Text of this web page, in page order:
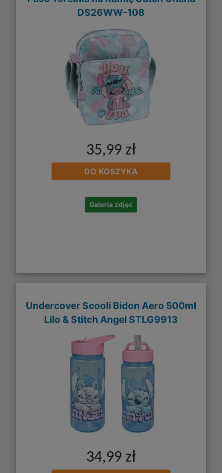
DS26WW-108
35,99 zł
DO KOSZYKA
Galeria zdjęć
Undercover Scooli Bidon Aero 500ml
Lilo & Stitch Angel STLG9913
34,99 zł